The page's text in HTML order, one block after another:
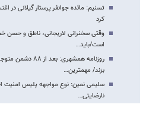
تسنیم: مائده جوانفر پرستار گیلانی
کرد
وقتی سخنرانی لاریجانی، ناطق و حسن
است/باید…
روزنامه
بزند/ مهمترین…
سلیمی نمین: نوع مواجهه پلیس امنیت
نارضایتی…